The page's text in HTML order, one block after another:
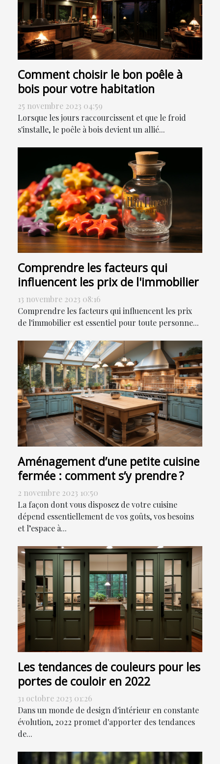
Comment choisir le bon poêle à
bois pour votre habitation
25 novembre 2023 04:59
Lorsque les jours raccourcissent et que le froid
s'installe, le poêle à bois devient un allié...
Comprendre les facteurs qui
influencent les prix de l'immobilier
13 novembre 2023 08:16
Comprendre les facteurs qui influencent les prix
de l'immobilier est essentiel pour toute personne...
Aménagement d’une petite cuisine
fermée : comment s’y prendre ?
2 novembre 2023 10:50
La façon dont vous disposez de votre cuisine
dépend essentiellement de vos goûts, vos besoins
et l’espace à...
Les tendances de couleurs pour les
portes de couloir en 2022
31 octobre 2023 01:26
Dans un monde de design d'intérieur en constante
évolution, 2022 promet d'apporter des tendances
de...